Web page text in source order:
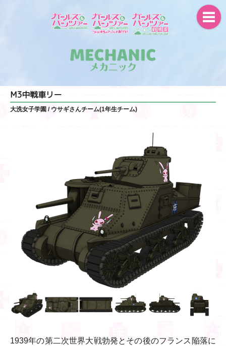
M3中戦車リー
大洗女子学園 / ウサギさんチーム(1年生チーム)
1939年の第二次世界大戦勃発とその後のフランス陥落に